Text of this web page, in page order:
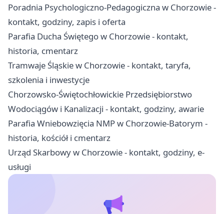
Poradnia Psychologiczno-Pedagogiczna w Chorzowie -
kontakt, godziny, zapis i oferta
Parafia Ducha Świętego w Chorzowie - kontakt,
historia, cmentarz
Tramwaje Śląskie w Chorzowie - kontakt, taryfa,
szkolenia i inwestycje
Chorzowsko-Świętochłowickie Przedsiębiorstwo
Wodociągów i Kanalizacji - kontakt, godziny, awarie
Parafia Wniebowzięcia NMP w Chorzowie-Batorym -
historia, kościół i cmentarz
Urząd Skarbowy w Chorzowie - kontakt, godziny, e-
usługi